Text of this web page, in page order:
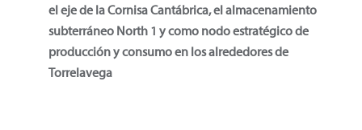
el eje de la Cornisa Cantábrica, el almacenamiento
subterráneo North 1 y como nodo estratégico de
producción y consumo en los alrededores de
Torrelavega